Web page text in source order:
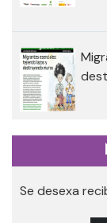
Se desexa